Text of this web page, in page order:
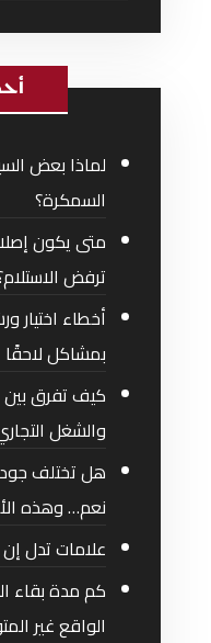
لماذا بعض
السمكرة؟
متى يكون
ترفض
أخطاء اختيار
بمشاكل لاحقًا
كيف تفرق
والشغل
هل تختلف
نعم… وهذه
علامات تدل
كم مدة بقاء
الواقع غير